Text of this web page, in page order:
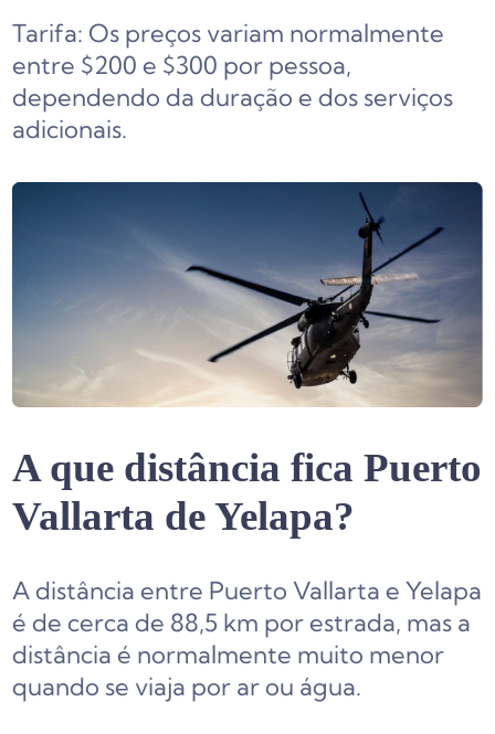
Tarifa: Os preços variam normalmente
entre $200 e $300 por pessoa,
dependendo da duração e dos serviços
adicionais.
A que distância fica Puerto
Vallarta de Yelapa?
A distância entre Puerto Vallarta e Yelapa
é de cerca de 88,5 km por estrada, mas a
distância é normalmente muito menor
quando se viaja por ar ou água.